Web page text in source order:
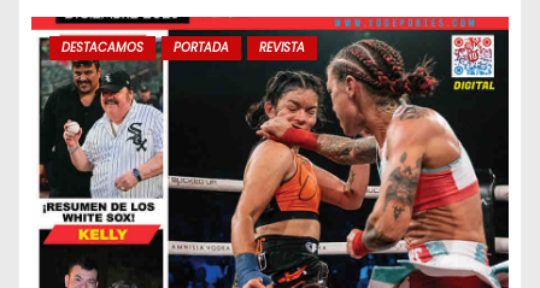
DESTACAMOS PORTADA REVISTA